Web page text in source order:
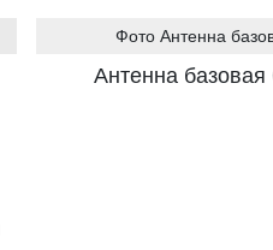
Фото Антенна
Антенна